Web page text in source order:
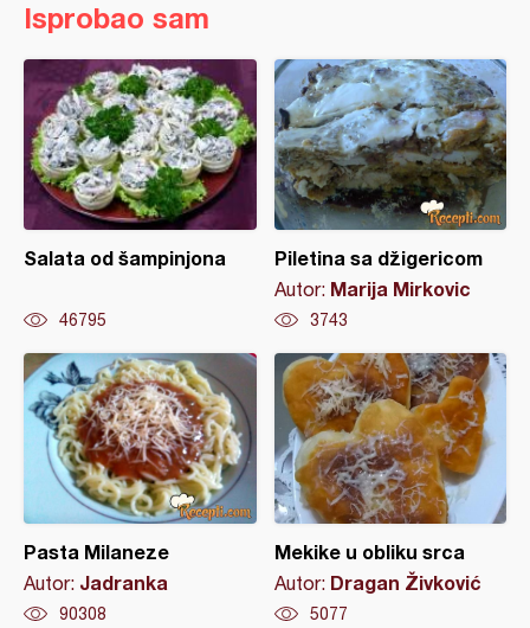
Isprobao sam
Salata od šampinjona
46795
Piletina sa džigericom
Autor: Marija Mirkovic
3743
Pasta Milaneze
Autor: Jadranka
90308
Mekike u obliku srca
Autor: Dragan Živković
5077